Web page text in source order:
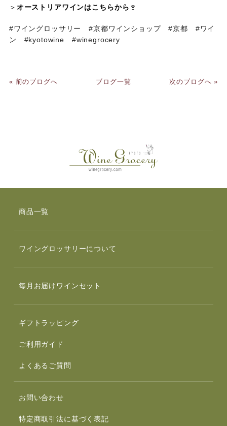
＞ オーストリアワインはこちらから 🍷
#ワイングロッサリー #京都ワインショップ #京都 #ワイ
ン #kyotowine #winegrocery
« 前のブログへ ブログ一覧 次のブログへ »
商品一覧
ワイングロッサリーについて
毎月お届けワインセット
ギフトラッピング
ご利用ガイド
よくあるご質問
お問い合わせ
特定商取引法に基づく表記